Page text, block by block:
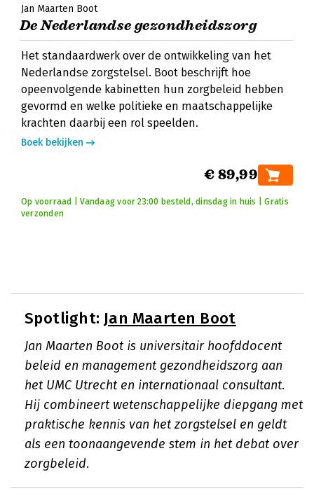
Jan Maarten Boot
De Nederlandse gezondheidszorg
Het standaardwerk over de ontwikkeling van het
Nederlandse zorgstelsel. Boot beschrijft hoe
opeenvolgende kabinetten hun zorgbeleid hebben
gevormd en welke politieke en maatschappelijke
krachten daarbij een rol speelden.
Boek bekijken
€ 89,99
Op voorraad | Vandaag voor 23:00 besteld, dinsdag in huis | Gratis
verzonden
Spotlight: Jan Maarten Boot
Jan Maarten Boot is universitair hoofddocent
beleid en management gezondheidszorg aan
het UMC Utrecht en internationaal consultant.
Hij combineert wetenschappelijke diepgang met
praktische kennis van het zorgstelsel en geldt
als een toonaangevende stem in het debat over
zorgbeleid.